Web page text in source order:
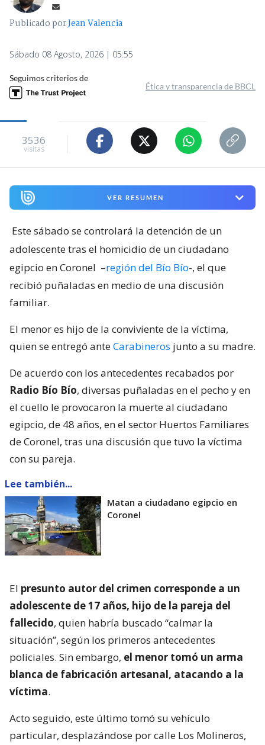
Publicado porJean Valencia
Sábado 08 Agosto, 2026 | 05:55
Seguimos criterios de
Ética y transparencia de BBCL
3536
visitas
VER RESUMEN
Este sábado se controlará la detención de un
adolescente tras el homicidio de un ciudadano
egipcio en Coronel –región del Bío Bío-, el que
recibió puñaladas en medio de una discusión
familiar.
El menor es hijo de la conviviente de la víctima,
quien se entregó anteCarabineros junto a su madre.
De acuerdo con los antecedentes recabados por
Radio Bío Bío, diversas puñaladas en el pecho y en
el cuello le provocaron la muerte al ciudadano
egipcio, de 48 años, en el sector Huertos Familiares
de Coronel, tras una discusión que tuvo la víctima
con su pareja.
Lee también...
Matan a ciudadano egipcio en
Coronel
El presunto autor del crimen corresponde a un
adolescente de 17 años, hijo de la pareja del
fallecido, quien habría buscado “calmar la
situación”, según los primeros antecedentes
policiales. Sin embargo, el menor tomó un arma
blanca de fabricación artesanal, atacando a la
víctima.
Acto seguido, este último tomó su vehículo
particular, desplazándose por calle Los Molineros,